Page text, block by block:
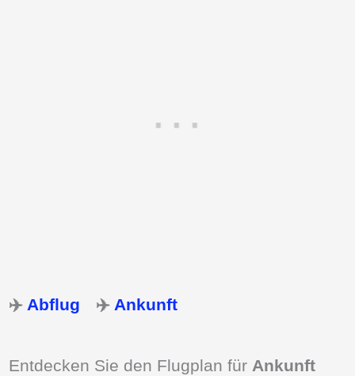
✈️ Abflug ✈️ Ankunft
Entdecken Sie den Flugplan für Ankunft